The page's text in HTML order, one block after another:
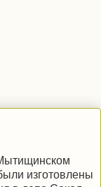
изготовлены